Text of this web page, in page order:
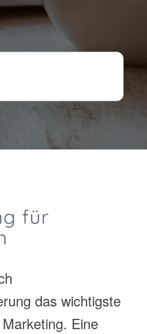
für
das wichtigste
Eine